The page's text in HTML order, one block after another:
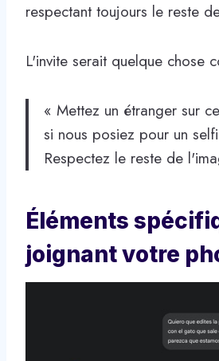
respectant toujours le reste
L'invite serait quelque chose
« Mettez un étranger sur
si nous posiez pour un
Respectez le reste de
Éléments
joignant votre